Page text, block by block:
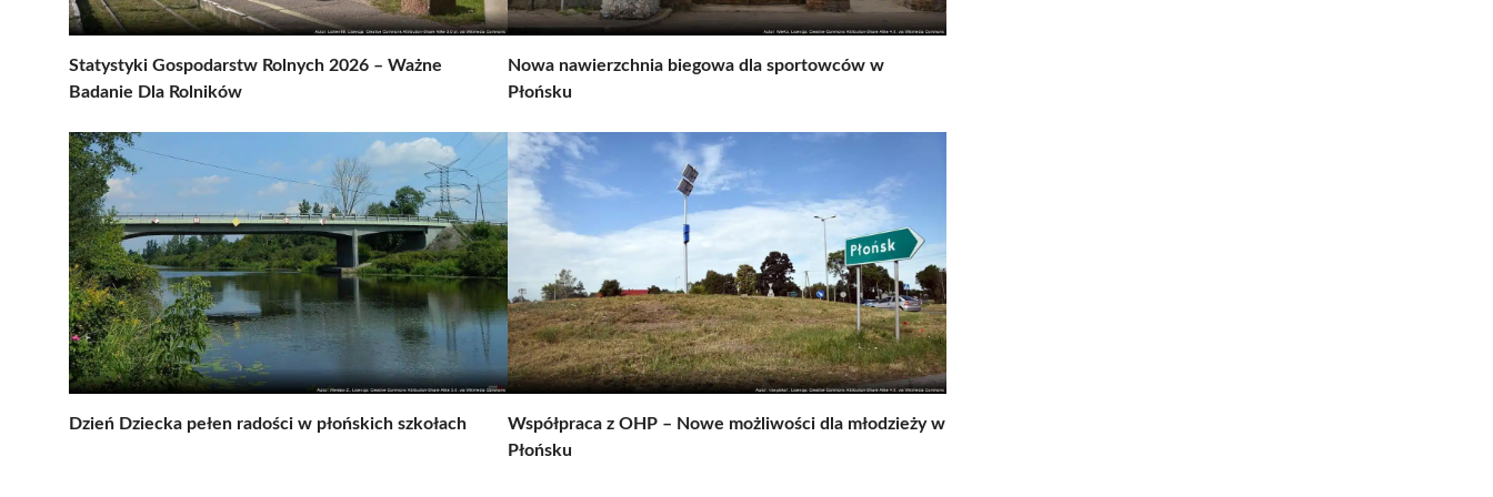
Statystyki Gospodarstw Rolnych 2026 – Ważne
Badanie Dla Rolników
Nowa nawierzchnia biegowa dla sportowców w
Płońsku
Dzień Dziecka pełen radości w płońskich szkołach
Współpraca z OHP – Nowe możliwości dla młodzieży w
Płońsku